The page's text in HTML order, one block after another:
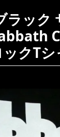
ラック
クT